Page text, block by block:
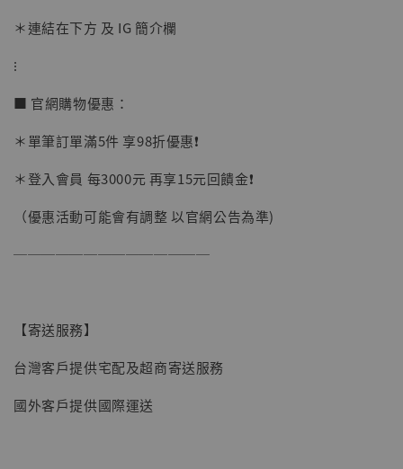
＊連結在下方 及 IG 簡介欄
⁝
■ 官網購物優惠：
＊單筆訂單滿5件 享98折優惠❗️
＊登入會員 每3000元 再享15元回饋金❗️
（優惠活動可能會有調整 以官網公告為準)
──────────────
【寄送服務】
台灣客戶提供宅配及超商寄送服務
國外客戶提供國際運送